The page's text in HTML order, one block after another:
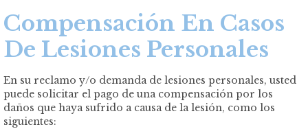
Compensación En Casos
De Lesiones Personales
En su reclamo y/o demanda de lesiones personales, usted
puede solicitar el pago de una compensación por los
daños que haya sufrido a causa de la lesión, como los
siguientes: